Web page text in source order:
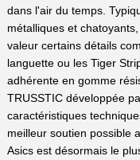
dans l'air du temps.
métalliques et
valeur certains détails
languette ou les Tiger
adhérente en gomme
TRUSSTIC développée
caractéristiques
meilleur soutien possible
Asics est désormais le